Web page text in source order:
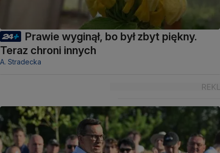
Prawie wyginął, bo był zbyt piękny.
Teraz chroni innych
A. Stradecka